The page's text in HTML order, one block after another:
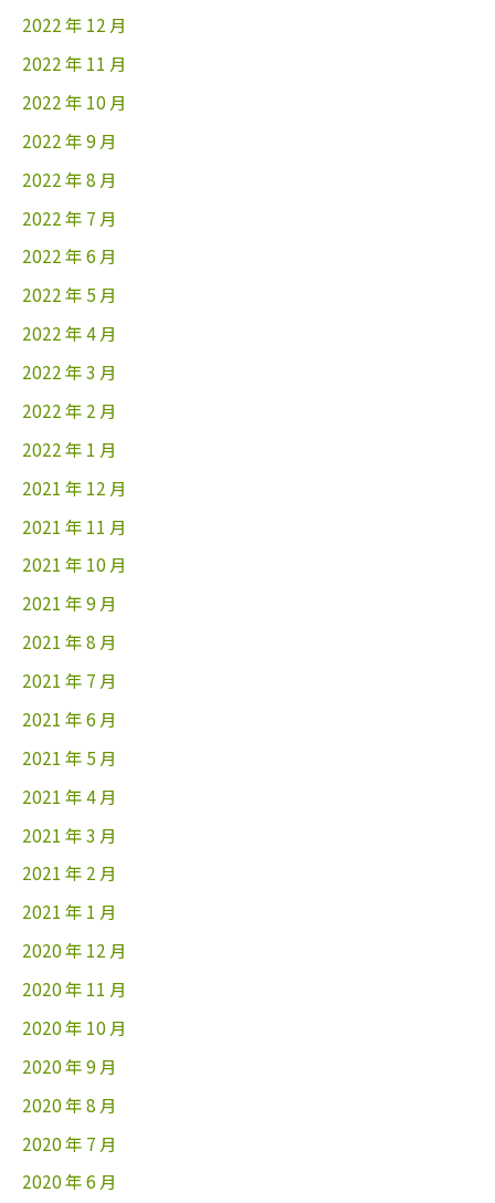
2022 年 12 月
2022 年 11 月
2022 年 10 月
2022 年 9 月
2022 年 8 月
2022 年 7 月
2022 年 6 月
2022 年 5 月
2022 年 4 月
2022 年 3 月
2022 年 2 月
2022 年 1 月
2021 年 12 月
2021 年 11 月
2021 年 10 月
2021 年 9 月
2021 年 8 月
2021 年 7 月
2021 年 6 月
2021 年 5 月
2021 年 4 月
2021 年 3 月
2021 年 2 月
2021 年 1 月
2020 年 12 月
2020 年 11 月
2020 年 10 月
2020 年 9 月
2020 年 8 月
2020 年 7 月
2020 年 6 月